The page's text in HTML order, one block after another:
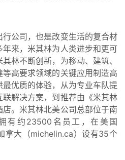
公司，也是改变生活的复合材
来，米其林为人类进步和更可
林不断创新，为移动、建筑、
高要求领域的关键应用制造高
优质的体验，从为专业车队提
解决方案，到推荐由《米其林
。米其林北美公司总部位于南
有约23500名员工，在美国
拿大（michelin.ca）设有35个